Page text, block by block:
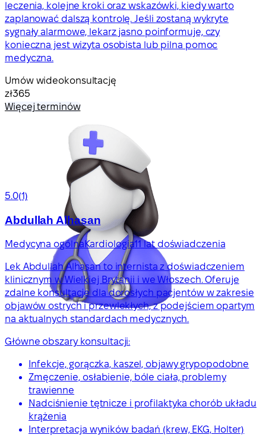
leczenia, kolejne kroki oraz wskazówki, kiedy warto
zaplanować dalszą kontrolę. Jeśli zostaną wykryte
sygnały alarmowe, lekarz jasno poinformuje, czy
konieczna jest wizyta osobista lub pilna pomoc
medyczna.
Umów wideokonsultację
zł365
Więcej terminów
5.0(1)
Abdullah Alhasan
Medycyna ogólna Kardiologia11 lat doświadczenia
Lek Abdullah Alhasan to internista z doświadczeniem
klinicznym w Wielkiej Brytanii i we Włoszech. Oferuje
zdalne konsultacje dla dorosłych pacjentów w zakresie
objawów ostrych i przewlekłych, z podejściem opartym
na aktualnych standardach medycznych.
Główne obszary konsultacji:
Infekcje, gorączka, kaszel, objawy grypopodobne
Zmęczenie, osłabienie, bóle ciała, problemy
trawienne
Nadciśnienie tętnicze i profilaktyka chorób układu
krążenia
Interpretacja wyników badań (krew, EKG, Holter)